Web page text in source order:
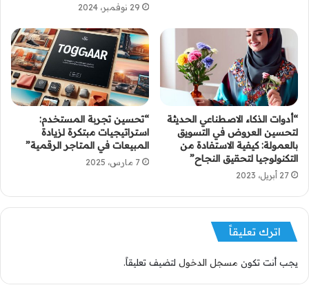
29 نوفمبر، 2024
“أدوات الذكاء الاصطناعي الحديثة
لتحسين العروض في التسويق
بالعمولة: كيفية الاستفادة من
التكنولوجيا لتحقيق النجاح”
27 أبريل، 2023
“تحسين تجربة المستخدم:
استراتيجيات مبتكرة لزيادة
المبيعات في المتاجر الرقمية”
7 مارس، 2025
اترك تعليقاً
يجب أنت تكون مسجل الدخول لتضيف تعليقاً.